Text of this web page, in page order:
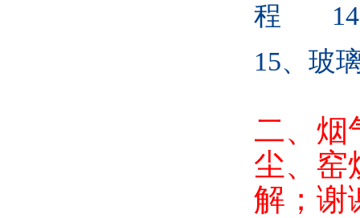
程
14
15、玻
二、烟
尘、窑
解；谢